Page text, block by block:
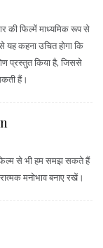
की फिल्में माध्यमिक रूप से
यह कहना उचित होगा कि
प्रस्तुत किया है, जिससे
हैं।
से भी हम समझ सकते हैं
मनोभाव बनाए रखें।